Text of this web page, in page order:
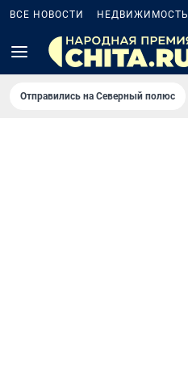
ВСЕ НОВОСТИ НЕДВИЖИМОСТЬ
Отправились на Северный полюс